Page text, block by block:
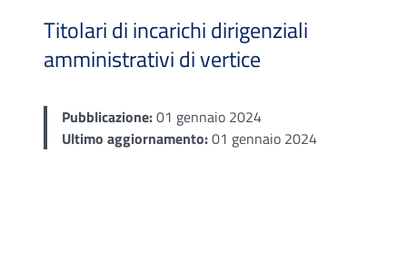
Titolari di incarichi dirigenziali
amministrativi di vertice
Pubblicazione:01 gennaio 2024
Ultimo aggiornamento:01 gennaio 2024